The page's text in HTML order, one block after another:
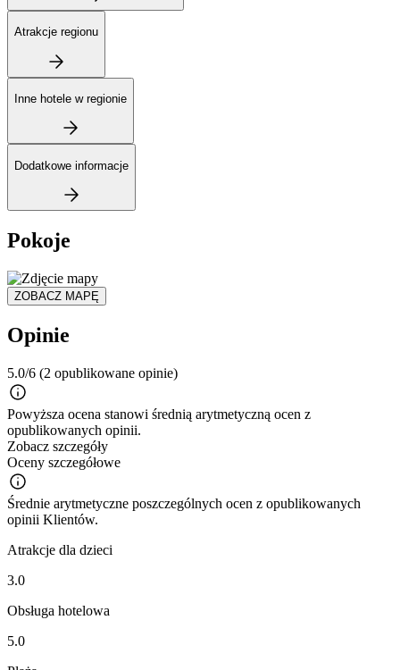
Atrakcje regionu
Inne hotele w regionie
Dodatkowe informacje
Pokoje
ZOBACZ MAPĘ
Opinie
5.0/6 (2 opublikowane opinie)
Powyższa ocena stanowi średnią arytmetyczną ocen z
opublikowanych opinii.
Zobacz szczegóły
Oceny szczegółowe
Średnie arytmetyczne poszczególnych ocen z opublikowanych
opinii Klientów.
Atrakcje dla dzieci
3.0
Obsługa hotelowa
5.0